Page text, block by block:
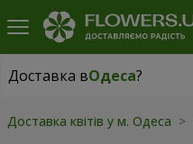
Доставка вОдеса?
Доставка вОдеса
Доставка квітів у м. Одеса >